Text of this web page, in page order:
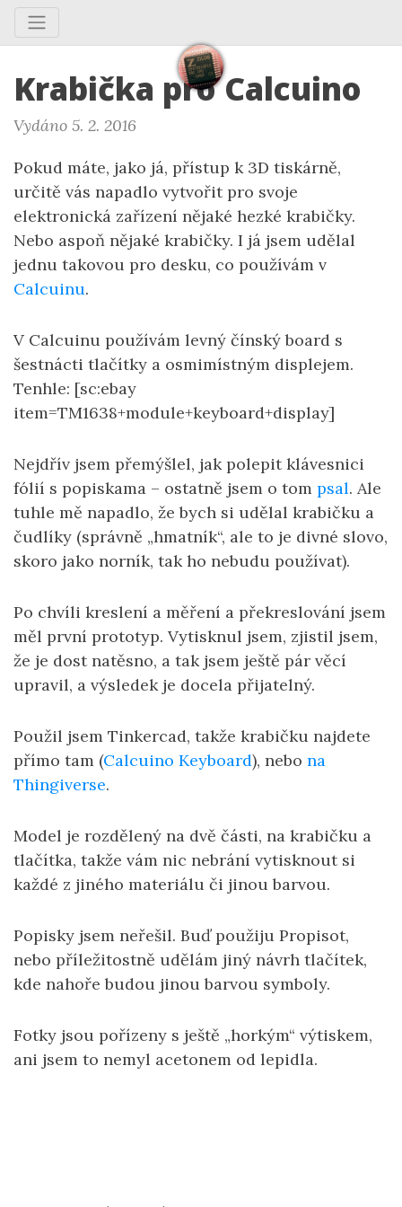
Krabička pro Calcuino
Vydáno 5. 2. 2016
Pokud máte, jako já, přístup k 3D tiskárně,
určitě vás napadlo vytvořit pro svoje
elektronická zařízení nějaké hezké krabičky.
Nebo aspoň nějaké krabičky. I já jsem udělal
jednu takovou pro desku, co používám v
Calcuinu.
V Calcuinu používám levný čínský board s
šestnácti tlačítky a osmimístným displejem.
Tenhle: [sc:ebay
item=TM1638+module+keyboard+display]
Nejdřív jsem přemýšlel, jak polepit klávesnici
fólií s popiskama – ostatně jsem o tom psal. Ale
tuhle mě napadlo, že bych si udělal krabičku a
čudlíky (správně „hmatník“, ale to je divné slovo,
skoro jako norník, tak ho nebudu používat).
Po chvíli kreslení a měření a překreslování jsem
měl první prototyp. Vytisknul jsem, zjistil jsem,
že je dost natěsno, a tak jsem ještě pár věcí
upravil, a výsledek je docela přijatelný.
Použil jsem Tinkercad, takže krabičku najdete
přímo tam (Calcuino Keyboard), nebo na
Thingiverse.
Model je rozdělený na dvě části, na krabičku a
tlačítka, takže vám nic nebrání vytisknout si
každé z jiného materiálu či jinou barvou.
Popisky jsem neřešil. Buď použiju Propisot,
nebo příležitostně udělám jiný návrh tlačítek,
kde nahoře budou jinou barvou symboly.
Fotky jsou pořízeny s ještě „horkým“ výtiskem,
ani jsem to nemyl acetonem od lepidla.